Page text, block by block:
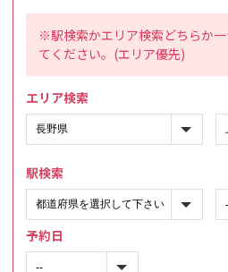
※駅検索かエリア検索どちらか
てください。(エリア優先)
エリア検索
駅検索
予約日